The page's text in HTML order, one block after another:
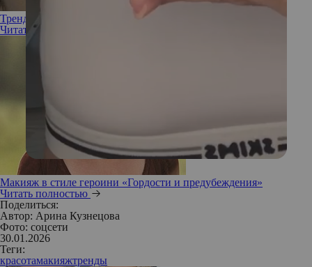
Трендовые цвета в макияже на 2026 год
Читать полностью
Макияж в стиле героини «Гордости и предубеждения»
Читать полностью
Поделиться:
Автор: Арина Кузнецова
Фото: соцсети
30.01.2026
Теги:
красотамакияжтренды